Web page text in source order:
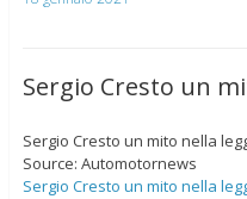
Sergio Cresto un
Sergio Cresto un mito nella
Source: Automotornews
Sergio Cresto un mito nella